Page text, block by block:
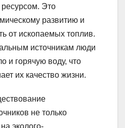
Это
развитию и
от ископаемых топлив.
источникам люди
и горячую воду, что
их качество жизни.
не только